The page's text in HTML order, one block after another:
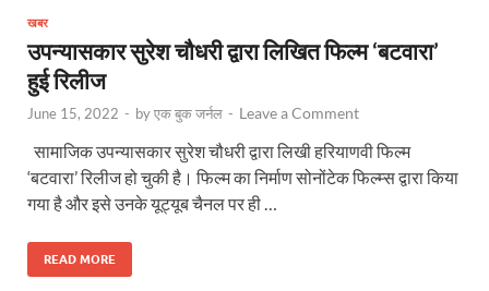
खबर
उपन्यासकार सुरेश चौधरी द्वारा लिखित फिल्म ‘बटवारा’
हुई रिलीज
June 15, 2022 - byएक बुक जर्नल - Leave a Comment
सामाजिक उपन्यासकार सुरेश चौधरी द्वारा लिखी हरियाणवी फिल्म
‘बटवारा’ रिलीज हो चुकी है। फिल्म का निर्माण सोनोंटेक फिल्म्स द्वारा किया
गया है और इसे उनके यूट्यूब चैनल पर ही …
READ MORE